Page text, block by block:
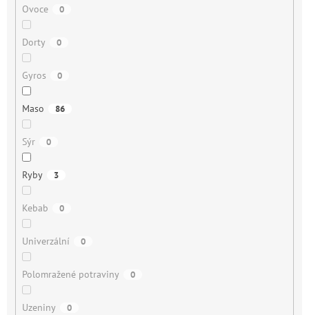
Ovoce 0
Dorty 0
Gyros 0
Maso 86
Sýr 0
Ryby 3
Kebab 0
Univerzální 0
Polomražené potraviny 0
Uzeniny 0